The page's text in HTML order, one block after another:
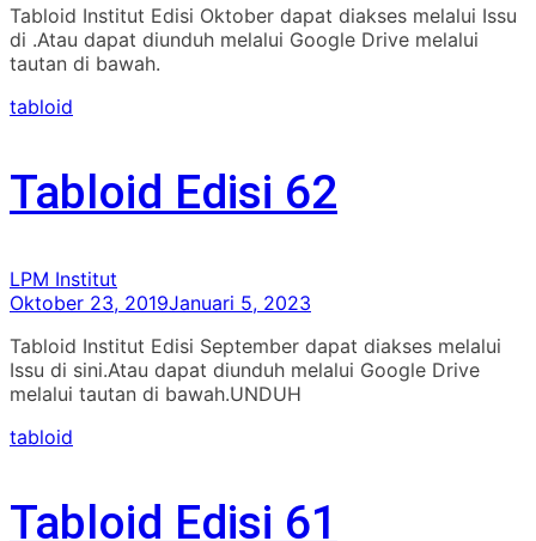
Tabloid Institut Edisi Oktober dapat diakses melalui Issu
di .Atau dapat diunduh melalui Google Drive melalui
tautan di bawah.
tabloid
Tabloid Edisi 62
LPM Institut
Oktober 23, 2019Januari 5, 2023
Tabloid Institut Edisi September dapat diakses melalui
Issu di sini.Atau dapat diunduh melalui Google Drive
melalui tautan di bawah.UNDUH
tabloid
Tabloid Edisi 61